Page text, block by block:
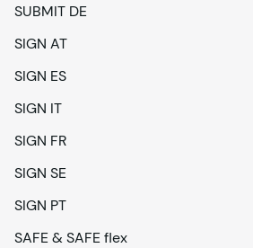
SUBMIT DE
SIGN AT
SIGN ES
SIGN IT
SIGN FR
SIGN SE
SIGN PT
SAFE & SAFE flex